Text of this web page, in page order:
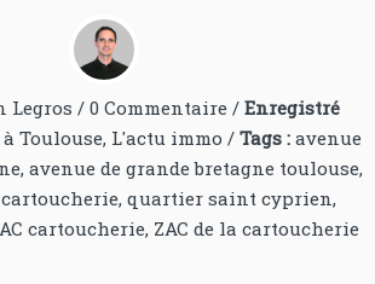
Legros / 0 Commentaire / Enregistré
Toulouse, L'actu immo / Tags : avenue
, avenue de grande bretagne toulouse,
, quartier saint cyprien,
cartoucherie, ZAC de la cartoucherie